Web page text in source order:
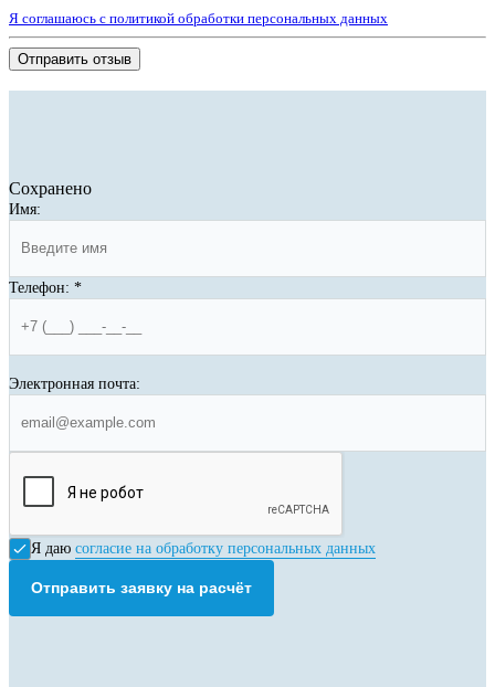
Я соглашаюсь с политикой обработки персональных данных
Отправить отзыв
Сохранено
Имя:
Телефон: *
Электронная почта:
Я даю согласие на обработку персональных данных
Отправить заявку на расчёт